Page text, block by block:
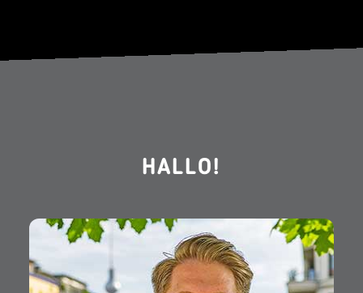
HALLO!